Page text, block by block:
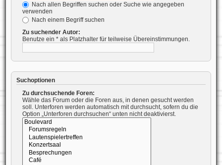
Nach allen Begriffen suchen oder Suche wie angegeben
verwenden
Nach einem Begriff suchen
Zu suchender Autor:
Benutze ein * als Platzhalter für teilweise Übereinstimmungen.
Suchoptionen
Zu durchsuchende Foren:
Wähle das Forum oder die Foren aus, in denen gesucht werden
soll. Unterforen werden automatisch mit durchsucht, sofern du die
Option „Unterforen durchsuchen“ unten nicht deaktivierst.